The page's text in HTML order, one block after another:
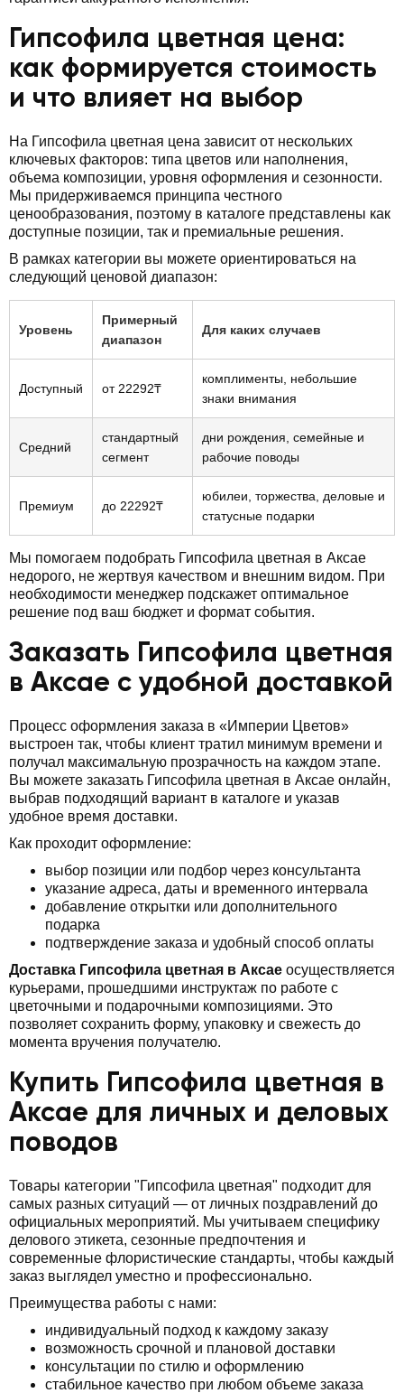
Гипсофила цветная цена:
как формируется стоимость
и что влияет на выбор
На Гипсофила цветная цена зависит от нескольких
ключевых факторов: типа цветов или наполнения,
объема композиции, уровня оформления и сезонности.
Мы придерживаемся принципа честного
ценообразования, поэтому в каталоге представлены как
доступные позиции, так и премиальные решения.
В рамках категории вы можете ориентироваться на
следующий ценовой диапазон:
Уровень
Примерный
диапазон
Для каких случаев
Доступный от 22292₸
комплименты, небольшие
знаки внимания
Средний
стандартный
сегмент
дни рождения, семейные и
рабочие поводы
Премиум до 22292₸
юбилеи, торжества, деловые и
статусные подарки
Мы помогаем подобрать Гипсофила цветная в Аксае
недорого, не жертвуя качеством и внешним видом. При
необходимости менеджер подскажет оптимальное
решение под ваш бюджет и формат события.
Заказать Гипсофила цветная
в Аксае с удобной доставкой
Процесс оформления заказа в «Империи Цветов»
выстроен так, чтобы клиент тратил минимум времени и
получал максимальную прозрачность на каждом этапе.
Вы можете заказать Гипсофила цветная в Аксае онлайн,
выбрав подходящий вариант в каталоге и указав
удобное время доставки.
Как проходит оформление:
выбор позиции или подбор через консультанта
указание адреса, даты и временного интервала
добавление открытки или дополнительного
подарка
подтверждение заказа и удобный способ оплаты
Доставка Гипсофила цветная в Аксае осуществляется
курьерами, прошедшими инструктаж по работе с
цветочными и подарочными композициями. Это
позволяет сохранить форму, упаковку и свежесть до
момента вручения получателю.
Купить Гипсофила цветная в
Аксае для личных и деловых
поводов
Товары категории "Гипсофила цветная" подходит для
самых разных ситуаций — от личных поздравлений до
официальных мероприятий. Мы учитываем специфику
делового этикета, сезонные предпочтения и
современные флористические стандарты, чтобы каждый
заказ выглядел уместно и профессионально.
Преимущества работы с нами:
индивидуальный подход к каждому заказу
возможность срочной и плановой доставки
консультации по стилю и оформлению
стабильное качество при любом объеме заказа